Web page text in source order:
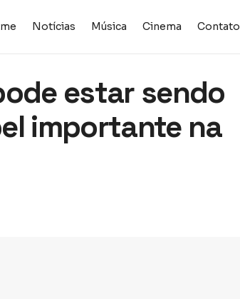
Notícias Música Cinema Contato
estar sendo
importante na